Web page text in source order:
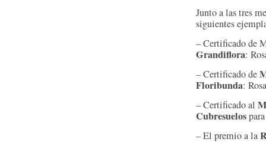
Junto a las tres
siguientes
– Certificado de
Grandiflora:
– Certificado de
Floribunda:
– Certificado al
Cubresuelos
– El premio a la